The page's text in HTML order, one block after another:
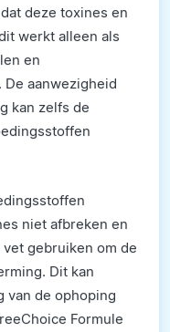
deze toxines en
werkt alleen als
en
aanwezigheid
kan zelfs de
niet afbreken en
gebruiken om de
Dit kan
van de ophoping
Formule